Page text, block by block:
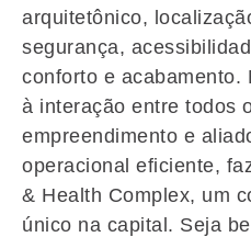
arquitetônico,
segurança,
conforto e acabamento.
à interação entre todos
empreendimento e
operacional eficiente,
& Health Complex, um
único na capital. Seja